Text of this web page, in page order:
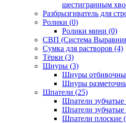
шестигранным
Разбрызгиватель для
Ролики (0)
Ролики мини (0)
СВП (Система
Сумка для растворов (4)
Тёрки (3)
Шнуры (3)
Шнуры
Шнуры
Шпатели (25)
Шпатели зубчатые
Шпатели зубчатые
Шпатели плоские